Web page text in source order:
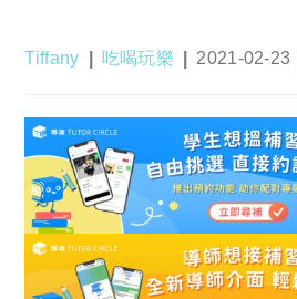
Post
Tiffany
Post
吃喝玩樂
Post
2021-02-23